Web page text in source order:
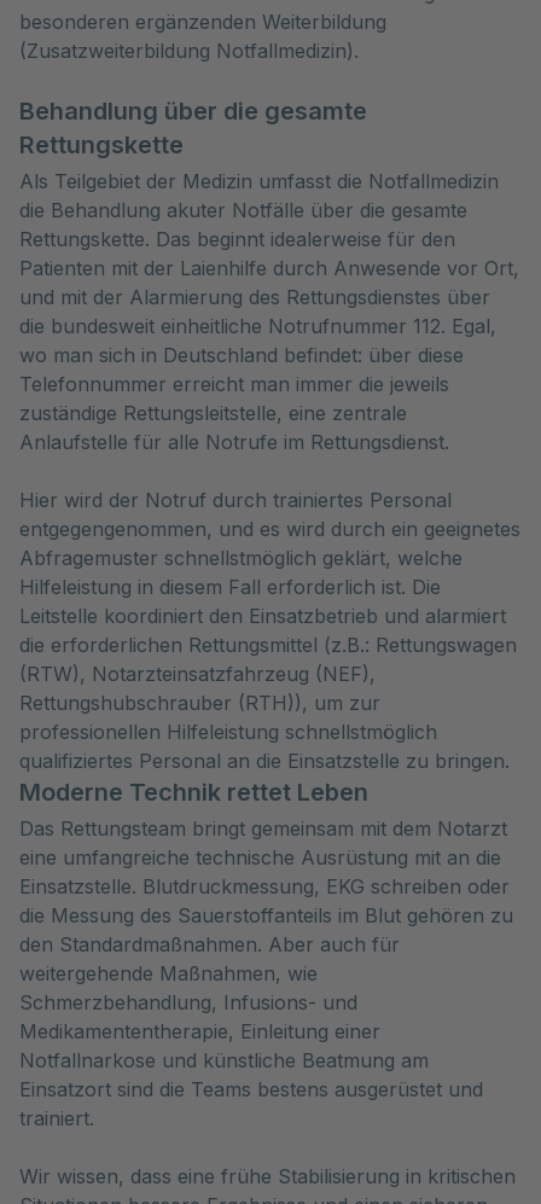
besonderen ergänzenden Weiterbildung
(Zusatzweiterbildung Notfallmedizin).
Behandlung über die gesamte
Rettungskette
Als Teilgebiet der Medizin umfasst die Notfallmedizin
die Behandlung akuter Notfälle über die gesamte
Rettungskette. Das beginnt idealerweise für den
Patienten mit der Laienhilfe durch Anwesende vor Ort,
und mit der Alarmierung des Rettungsdienstes über
die bundesweit einheitliche Notrufnummer 112. Egal,
wo man sich in Deutschland befindet: über diese
Telefonnummer erreicht man immer die jeweils
zuständige Rettungsleitstelle, eine zentrale
Anlaufstelle für alle Notrufe im Rettungsdienst.
Hier wird der Notruf durch trainiertes Personal
entgegengenommen, und es wird durch ein geeignetes
Abfragemuster schnellstmöglich geklärt, welche
Hilfeleistung in diesem Fall erforderlich ist. Die
Leitstelle koordiniert den Einsatzbetrieb und alarmiert
die erforderlichen Rettungsmittel (z.B.: Rettungswagen
(RTW), Notarzteinsatzfahrzeug (NEF),
Rettungshubschrauber (RTH)), um zur
professionellen Hilfeleistung schnellstmöglich
qualifiziertes Personal an die Einsatzstelle zu bringen.
Moderne Technik rettet Leben
Das Rettungsteam bringt gemeinsam mit dem Notarzt
eine umfangreiche technische Ausrüstung mit an die
Einsatzstelle. Blutdruckmessung, EKG schreiben oder
die Messung des Sauerstoffanteils im Blut gehören zu
den Standardmaßnahmen. Aber auch für
weitergehende Maßnahmen, wie
Schmerzbehandlung, Infusions- und
Medikamententherapie, Einleitung einer
Notfallnarkose und künstliche Beatmung am
Einsatzort sind die Teams bestens ausgerüstet und
trainiert.
Wir wissen, dass eine frühe Stabilisierung in kritischen